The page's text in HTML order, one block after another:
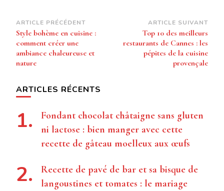
Navigation
d’article
ARTICLE PRÉCÉDENT
Style bohème en cuisine :
comment créer une
ambiance chaleureuse et
nature
ARTICLE SUIVANT
Top 10 des meilleurs
restaurants de Cannes : les
pépites de la cuisine
provençale
ARTICLES RÉCENTS
Fondant chocolat châtaigne sans gluten
ni lactose : bien manger avec cette
recette de gâteau moelleux aux œufs
Recette de pavé de bar et sa bisque de
langoustines et tomates : le mariage